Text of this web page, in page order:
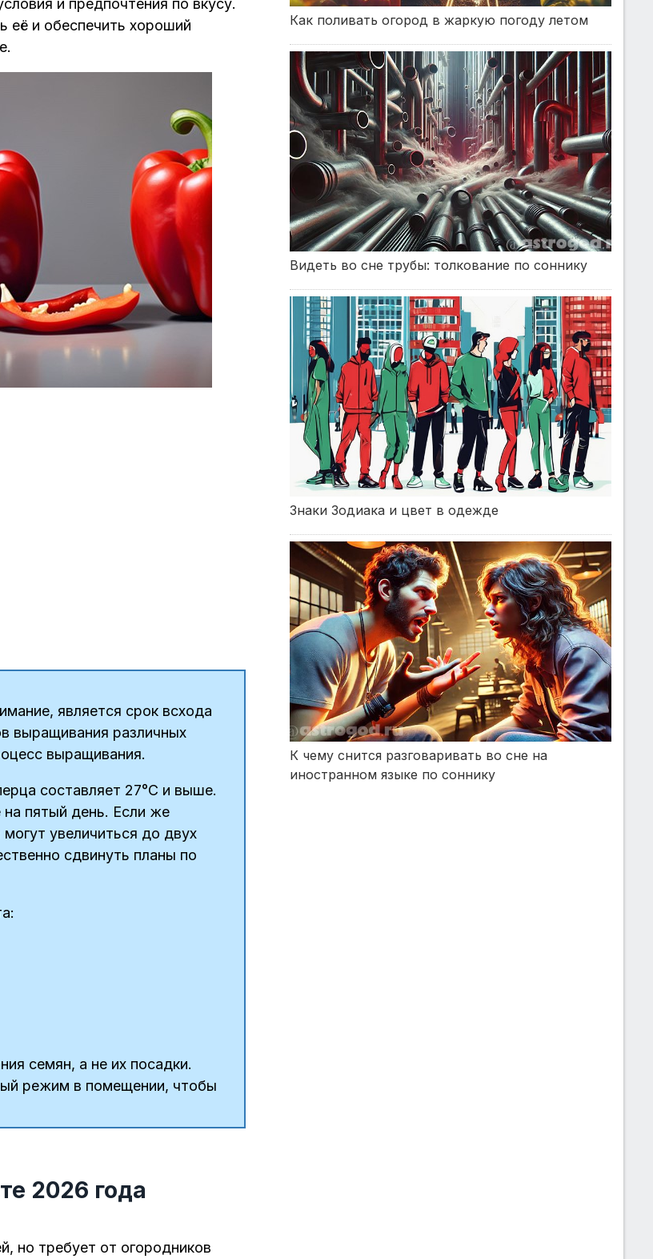
и предпочтения по вкусу.
её и обеспечить хороший
является срок всхода
выращивания различных
выращивания.
составляет 27°C и выше.
пятый день. Если же
увеличиться до двух
сдвинуть планы по
семян, а не их посадки.
режим в помещении, чтобы
2026 года
но требует от огородников
Как поливать огород в жаркую погоду летом
Видеть во сне трубы: толкование по соннику
Знаки Зодиака и цвет в одежде
К чему снится разговаривать во сне на
иностранном языке по соннику